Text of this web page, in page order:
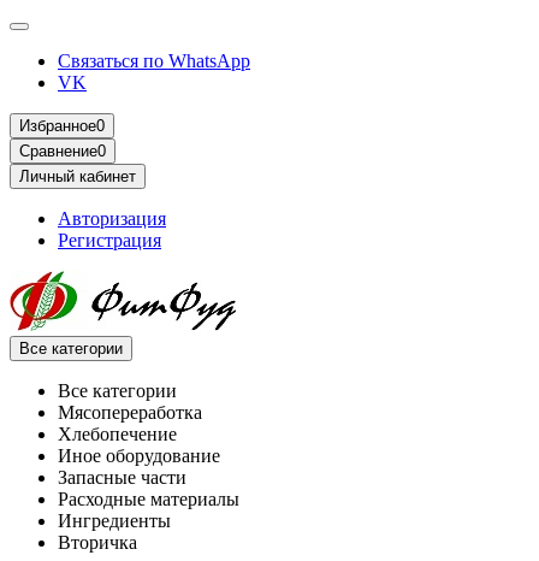
Связаться по WhatsApp
VK
Избранное0
Сравнение0
Личный кабинет
Авторизация
Регистрация
Все категории
Все категории
Мясопереработка
Хлебопечение
Иное оборудование
Запасные части
Расходные материалы
Ингредиенты
Вторичка